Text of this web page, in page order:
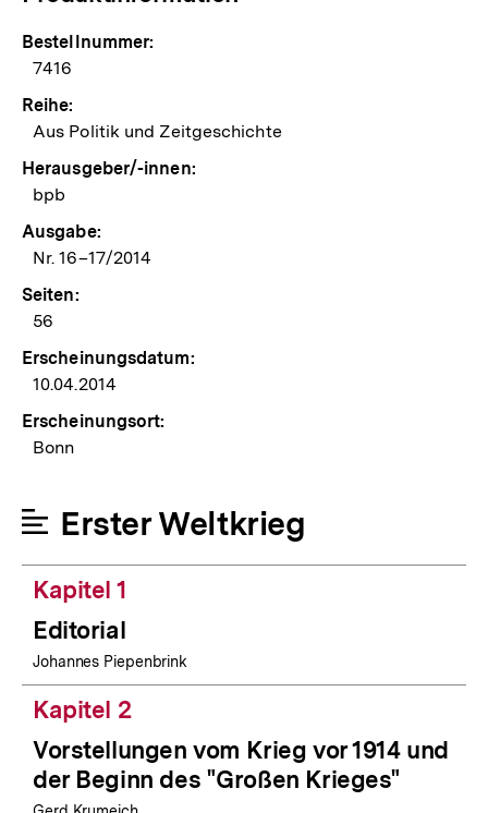
Bestellnummer:
7416
Reihe:
Aus Politik und Zeitgeschichte
Herausgeber/-innen:
bpb
Ausgabe:
Nr. 16–17/2014
Seiten:
56
Erscheinungsdatum:
10.04.2014
Erscheinungsort:
Bonn
Erster Weltkrieg
Kapitel 1
Editorial
Johannes Piepenbrink
Kapitel 2
Vorstellungen vom Krieg vor 1914 und
der Beginn des "Großen Krieges"